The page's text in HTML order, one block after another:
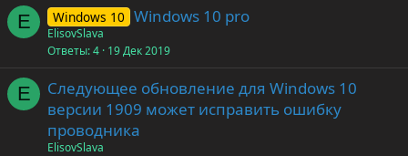
E Windows 10 Windows 10 pro
ElisovSlava
Ответы 4 19 Дек 2019
E
Следующее обновление для Windows 10
версии 1909 может исправить ошибку
проводника
ElisovSlava